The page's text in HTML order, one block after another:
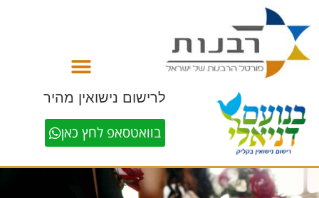
לרישום נישואין מהיר
בוואטסאפ לחץ כאן